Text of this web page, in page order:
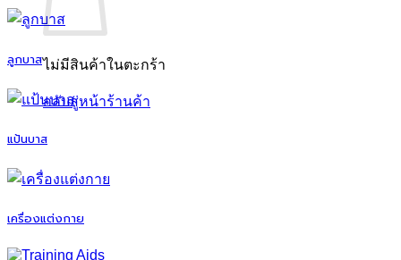
ไม่มีสินค้าในตะกร้า
กลับสู่หน้าร้านค้า
ลูกบาส
แป้นบาส
เครื่องแต่งกาย